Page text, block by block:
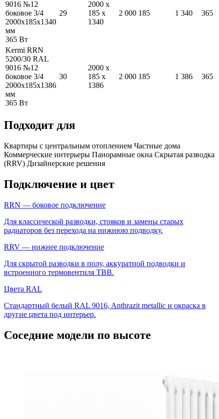
9016 №12
боковое 3/4
2000x185x1340
мм
365 Вт
29
2000 x
185 x
1340
2 000 185 1 340 365
Kermi RRN
5200/30 RAL
9016 №12
боковое 3/4
2000x185x1386
мм
365 Вт
30
2000 x
185 x
1386
2 000 185 1 386 365
Подходит для
Квартиры с центральным отоплением Частные дома
Коммерческие интерьеры Панорамные окна Скрытая разводка
(RRV) Дизайнерские решения
Подключение и цвет
RRN — боковое подключение
Для классической разводки, стояков и замены старых
радиаторов без перехода на нижнюю подводку.
RRV — нижнее подключение
Для скрытой разводки в полу, аккуратной подводки и
встроенного термовентиля ТВВ.
Цвета RAL
Стандартный белый RAL 9016, Anthrazit metallic и окраска в
другие цвета под интерьер.
Соседние модели по высоте